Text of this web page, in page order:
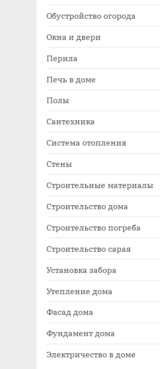
Обустройство огорода
Окна и двери
Перила
Печь в доме
Полы
Сантехника
Система отопления
Стены
Строительные материалы
Строительство дома
Строительство погреба
Строительство сарая
Установка забора
Утепление дома
Фасад дома
Фундамент дома
Электричество в доме